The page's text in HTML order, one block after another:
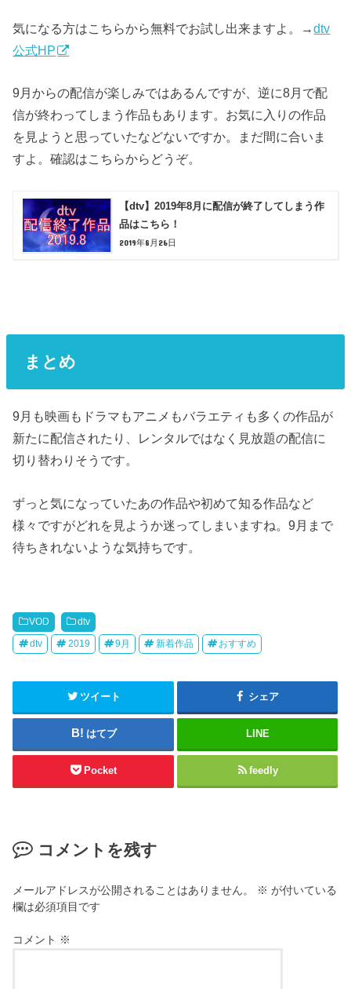
気になる方はこちらから無料でお試し出来ますよ。→dtv
公式HP
9月からの配信が楽しみではあるんですが、逆に8月で配
信が終わってしまう作品もあります。お気に入りの作品
を見ようと思っていたなどないですか。まだ間に合いま
すよ。確認はこちらからどうぞ。
【dtv】2019年8月に配信が終了してしまう作
品はこちら！
2019年8月26日
まとめ
9月も映画もドラマもアニメもバラエティも多くの作品が
新たに配信されたり、レンタルではなく見放題の配信に
切り替わりそうです。
ずっと気になっていたあの作品や初めて知る作品など
様々ですがどれを見ようか迷ってしまいますね。9月まで
待ちきれないような気持ちです。
VOD dtv
dtv 2019 9月 新着作品 おすすめ
ツイート シェア
はてブ LINE
Pocket feedly
コメントを残す
メールアドレスが公開されることはありません。 ※ が付いている
欄は必須項目です
コメント ※